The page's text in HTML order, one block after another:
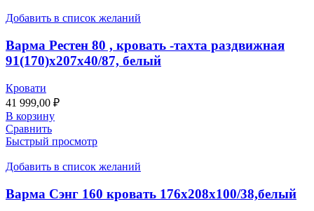
Добавить в список желаний
Варма Рестен 80 , кровать -тахта раздвижная
91(170)х207х40/87, белый
Кровати
41 999,00 ₽
В корзину
Сравнить
Быстрый просмотр
Добавить в список желаний
Варма Сэнг 160 кровать 176х208х100/38,белый